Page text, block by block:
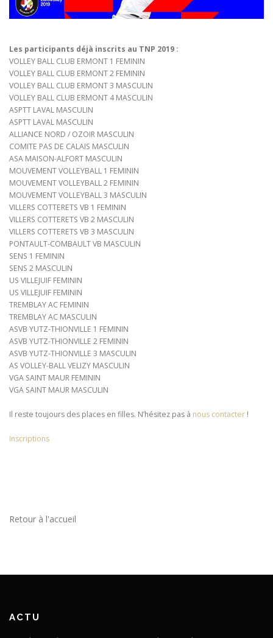
Les participants déjà inscrits au TNP 2019 :
VOLLEY BALL CLUB ERMONT 1 FEMININ
VOLLEY BALL CLUB ERMONT 2 FEMININ
VOLLEY BALL CLUB ERMONT 3 MASCULIN
VOLLEY BALL CLUB ERMONT 4 MASCULIN
ASPTT LAVAL MASCULIN
ASPTT LAVAL MASCULIN
ALLIANCE NORD / OZOIR MASCULIN
COMITE PAS DE CALAIS MASCULIN
ASA MAISON-ALFORT MASCULIN
MOUVEMENT VOLLEYBALL 1 FEMININ
MOUVEMENT VOLLEYBALL 2 FEMININ
MOUVEMENT VOLLEYBALL 3 MASCULIN
VILLERS COTTERETS VB 1 FEMININ
VILLERS COTTERETS VB 2 MASCULIN
VILLERS COTTERETS VB 3 MASCULIN
PONTAULT-COMBAULT VB MASCULIN
SENS 1 FEMININ
SENS 2 MASCULIN
US VILLEJUIF FEMININ
US VILLEJUIF FEMININ
TREMBLAY AC FEMININ
TREMBLAY AC MASCULIN
ASVB YUTZ-THIONVILLE 1 FEMININ
ASVB YUTZ-THIONVILLE 2 FEMININ
ASVB YUTZ-THIONVILLE 3 MASCULIN
AS VOLLEY-BALL VELIZY MASCULIN
VGA SAINT MAUR FEMININ
VGA SAINT MAUR MASCULIN
Il reste toujours des places en filles. N’hésitez pas à nous contacter !
Inscriptions
Retour à l'accueil
ACTU